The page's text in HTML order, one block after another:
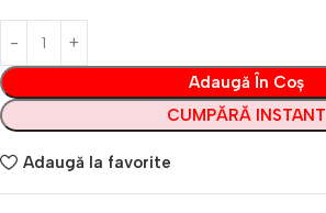
Adaugă În Coș
CUMPĂRĂ INSTANT
Adaugă la favorite